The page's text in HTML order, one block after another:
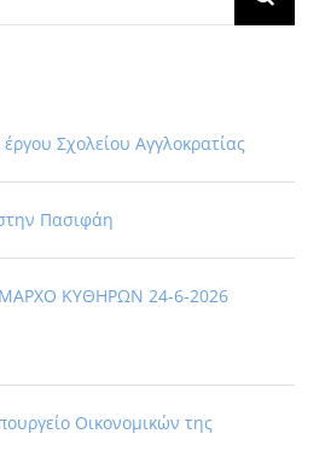
Σχολείου Αγγλοκρατίας
Πασιφάη
ΚΥΘΗΡΩΝ 24-6-2026
Οικονομικών της